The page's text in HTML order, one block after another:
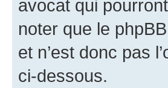
avocat qui
noter que le
et n’est donc pas
ci-dessous.